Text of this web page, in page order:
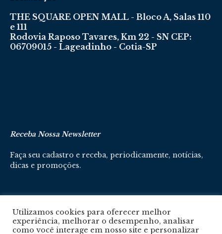
THE SQUARE OPEN MALL - Bloco A, Salas 110
e 111
Rodovia Raposo Tavares, Km 22 - SN CEP:
06709015 - Lageadinho - Cotia-SP
Receba Nossa Newsletter
Faça seu cadastro e receba, periodicamente, notícias,
dicas e promoções.
Cadastre-se aqui
Utilizamos cookies para oferecer melhor
experiência, melhorar o desempenho, analisar
como você interage em nosso site e personalizar